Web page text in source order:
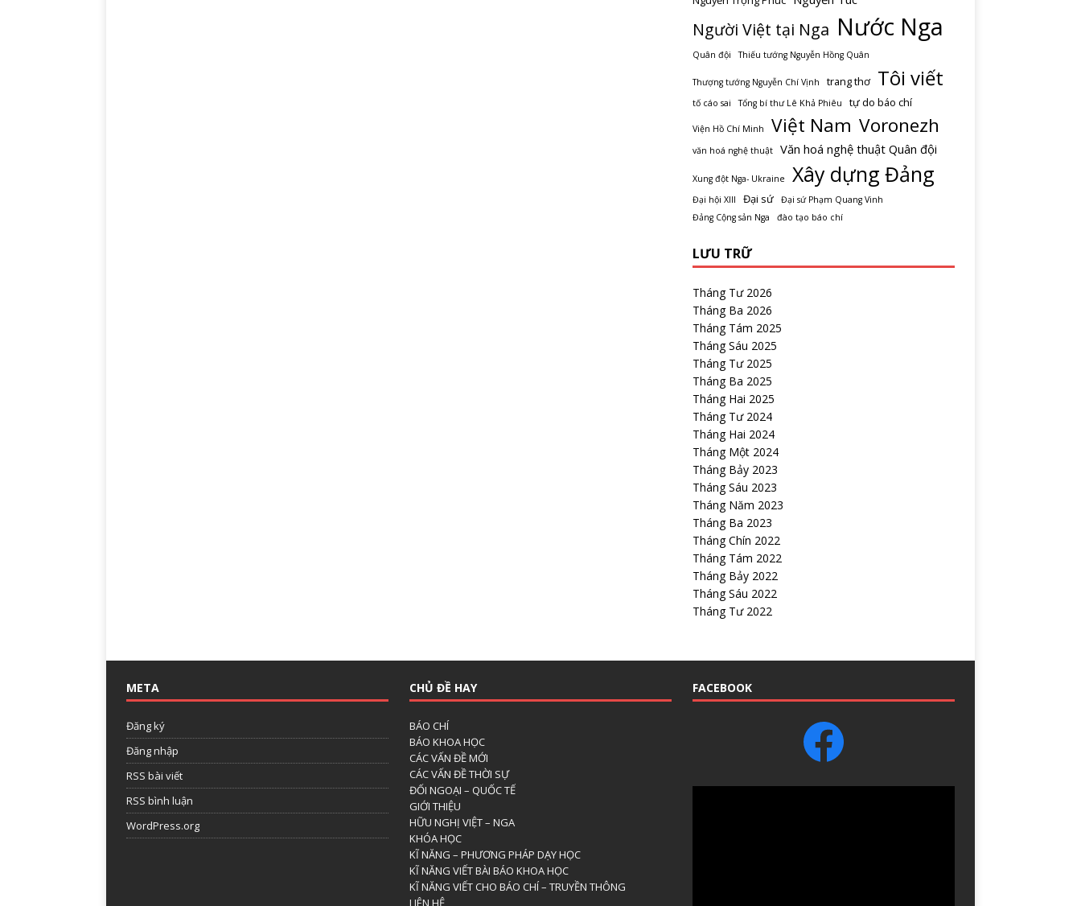
Người Việt tại Nga Nước Nga
Quân đội Thiếu tướng Nguyễn Hồng Quân
Thượng tướng Nguyễn Chí Vịnh trang thơ Tôi viết
tố cáo sai Tổng bí thư Lê Khả Phiêu tự do báo chí
Viện Hồ Chí Minh Việt Nam Voronezh
văn hoá nghệ thuật Văn hoá nghệ thuật Quân đội
Xung đột Nga- Ukraine Xây dựng Đảng
Đại hội XIII Đại sứ
Đại sứ Phạm Quang Vinh
Đảng Cộng sản Nga
đào tạo báo chí
LƯU TRỮ
Tháng Tư 2026
Tháng Ba 2026
Tháng Tám 2025
Tháng Sáu 2025
Tháng Tư 2025
Tháng Ba 2025
Tháng Hai 2025
Tháng Tư 2024
Tháng Hai 2024
Tháng Một 2024
Tháng Bảy 2023
Tháng Sáu 2023
Tháng Năm 2023
Tháng Ba 2023
Tháng Chín 2022
Tháng Tám 2022
Tháng Bảy 2022
Tháng Sáu 2022
Tháng Tư 2022
META
Đăng ký
Đăng nhập
RSS bài viết
RSS bình luận
WordPress.org
CHỦ ĐỀ HAY
BÁO CHÍ
BÁO KHOA HỌC
CÁC VẤN ĐỀ MỚI
CÁC VẤN ĐỀ THỜI SỰ
ĐỐI NGOẠI – QUỐC TẾ
GIỚI THIỆU
HỮU NGHỊ VIỆT – NGA
KHÓA HỌC
KĨ NĂNG – PHƯƠNG PHÁP DẠY HỌC
KĨ NĂNG VIẾT BÀI BÁO KHOA HỌC
KĨ NĂNG VIẾT CHO BÁO CHÍ – TRUYỀN THÔNG
LIÊN HỆ
FACEBOOK